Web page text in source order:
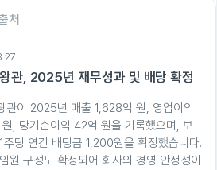
처
관, 2025년 재무성과 및 배당 확정
관이 2025년 매출 1,628억 원, 영업이익
, 당기순이익 42억 원을 기록했으며, 보
주당 연간 배당금 1,200원을 확정했습니다.
원 구성도 확정되어 회사의 경영 안정성이